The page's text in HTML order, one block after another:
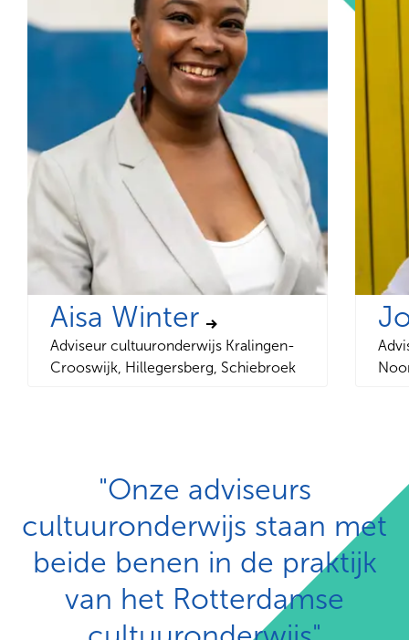
Aisa Winter
Adviseur cultuuronderwijs Kralingen-
Crooswijk, Hillegersberg, Schiebroek
"Onze adviseurs
cultuuronderwijs staan met
beide benen in de praktijk
van het Rotterdamse